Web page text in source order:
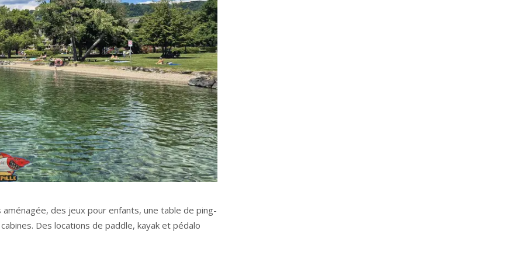
des jeux pour enfants, une table de ping-
Des locations de paddle, kayak et pédalo